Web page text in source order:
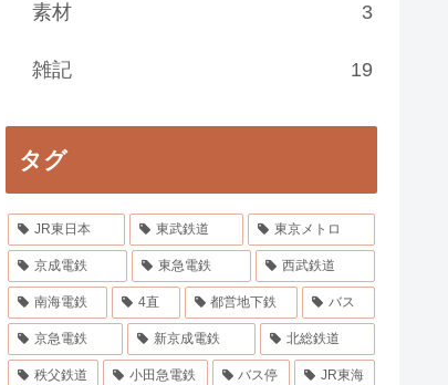
素材 3
雑記 19
タグ
JR東日本 東武鉄道 東京メトロ
京成電鉄 東急電鉄 西武鉄道
南海電鉄 4直 都営地下鉄 バス
京急電鉄 新京成電鉄 北総鉄道
秩父鉄道 小田急電鉄 バス停 JR東海